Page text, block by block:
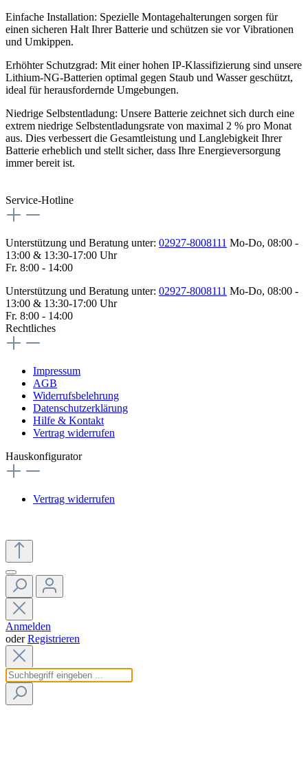
Einfache Installation: Spezielle Montagehalterungen sorgen für
einen sicheren Halt Ihrer Batterie und schützen sie vor Vibrationen
und Umkippen.
Erhöhter Schutzgrad: Mit einer hohen IP-Klassifizierung sind unsere
Lithium-NG-Batterien optimal gegen Staub und Wasser geschützt,
ideal für herausfordernde Umgebungen.
Niedrige Selbstentladung: Unsere Batterie zeichnet sich durch eine
extrem niedrige Selbstentladungsrate von maximal 2 % pro Monat
aus. Dies verbessert die Gesamtleistung und Langlebigkeit Ihrer
Batterie erheblich und stellt sicher, dass Ihre Energieversorgung
immer bereit ist.
Service-Hotline
Unterstützung und Beratung unter: 02927-8008111 Mo-Do, 08:00 -
13:00 & 13:30-17:00 Uhr
Fr. 8:00 - 14:00
Unterstützung und Beratung unter: 02927-8008111 Mo-Do, 08:00 -
13:00 & 13:30-17:00 Uhr
Fr. 8:00 - 14:00
Rechtliches
Impressum
AGB
Widerrufsbelehrung
Datenschutzerklärung
Hilfe & Kontakt
Vertrag widerrufen
Hauskonfigurator
Vertrag widerrufen
Anmelden
oderRegistrieren